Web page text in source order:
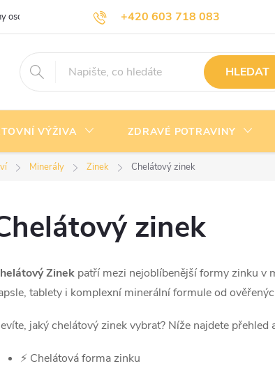
+420 603 718 083
info@nejlevnejsivyziva.cz
osobních údajů Doprava a platba Kontakty
HLEDAT
VÝŽIVA ZDRAVÉ POTRAVINY
Minerály Zinek Chelátový zinek
zinek
Zinek patří mezi nejoblíbenější formy zinku v
tablety i komplexní minerální formule od
jaký chelátový zinek vybrat? Níže najdete
⚡ Chelátová forma zinku